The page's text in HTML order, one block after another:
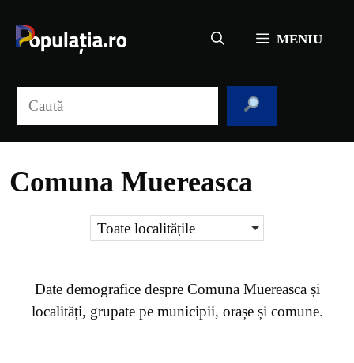
conținut
MENIU
Comuna Muereasca
Toate localitățile
Date demografice despre Comuna Muereasca și
localități, grupate pe municipii, orașe și comune.